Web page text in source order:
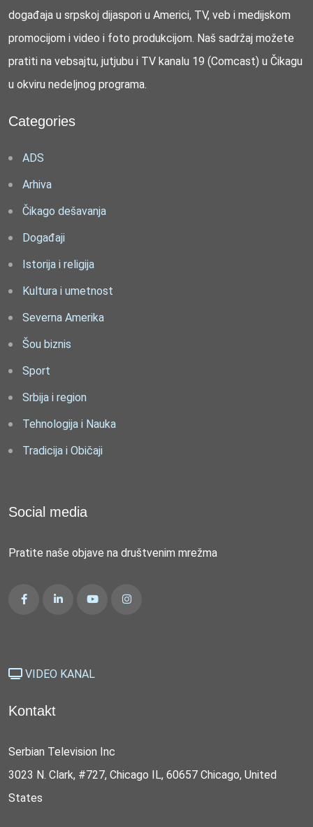
događaja u srpskoj dijaspori u Americi, TV, veb i medijskom
promocijom i video i foto produkcijom. Naš sadržaj možete
pratiti na vebsajtu, jutjubu i TV kanalu 19 (Comcast) u Čikagu
u okviru nedeljnog programa.
Categories
ADS
Arhiva
Čikago dešavanja
Događaji
Istorija i religija
Kultura i umetnost
Severna Amerika
Šou biznis
Sport
Srbija i region
Tehnologija i Nauka
Tradicija i Običaji
Social media
Pratite naše objave na društvenim mrežma
VIDEO KANAL
Kontakt
Serbian Television Inc
3023 N. Clark, #727, Chicago IL, 60657 Chicago, United
States